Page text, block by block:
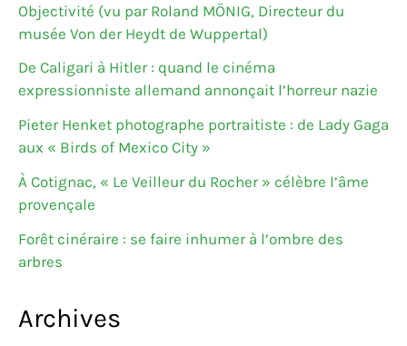
Objectivité (vu par Roland MÖNIG, Directeur du
musée Von der Heydt de Wuppertal)
De Caligari à Hitler : quand le cinéma
expressionniste allemand annonçait l’horreur nazie
Pieter Henket photographe portraitiste : de Lady Gaga
aux « Birds of Mexico City »
À Cotignac, « Le Veilleur du Rocher » célèbre l’âme
provençale
Forêt cinéraire : se faire inhumer à l’ombre des
arbres
Archives